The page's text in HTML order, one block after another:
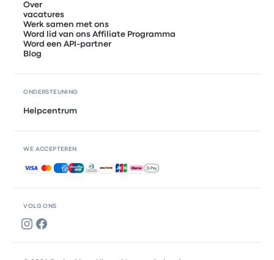
VOLG ONS
Over
vacatures
Werk samen met ons
Word lid van ons Affiliate Programma
Word een API-partner
Blog
ONDERSTEUNING
Helpcentrum
WE ACCEPTEREN
Geaccepteerde betalingen